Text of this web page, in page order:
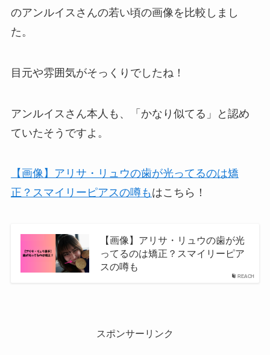
のアンルイスさんの若い頃の画像を比較しまし
た。
目元や雰囲気がそっくりでしたね！
アンルイスさん本人も、「かなり似てる」と認め
ていたそうですよ。
【画像】アリサ・リュウの歯が光ってるのは矯
正？スマイリーピアスの噂も はこちら！
REACH
【画像】アリサ・リュウの歯が光
ってるのは矯正？スマイリーピア
スの噂も
スポンサーリンク